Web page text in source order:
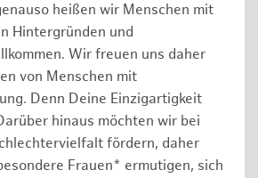
heißen wir Menschen mit
Hintergründen und
Wir freuen uns daher
von Menschen mit
Denn Deine Einzigartigkeit
hinaus möchten wir bei
fördern, daher
Frauen* ermutigen, sich